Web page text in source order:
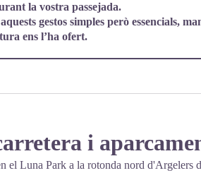
la vostra passejada.
gestos simples però essencials,
ens l’ha ofert.
i
el Luna Park a la rotonda nord d'Argelers